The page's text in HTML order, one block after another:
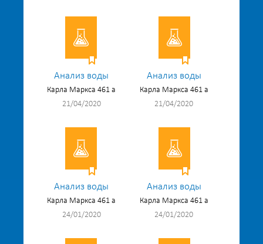
Анализ воды
Карла Маркса 461 а
21/04/2020
Анализ воды
Карла Маркса 461 а
21/04/2020
Анализ воды
Карла Маркса 461 а
24/01/2020
Анализ воды
Карла Маркса 461 а
24/01/2020